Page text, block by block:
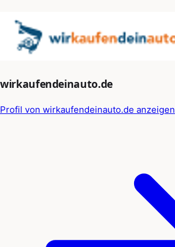
wirkaufendeinauto.de
Profil von wirkaufendeinauto.de anzeigen